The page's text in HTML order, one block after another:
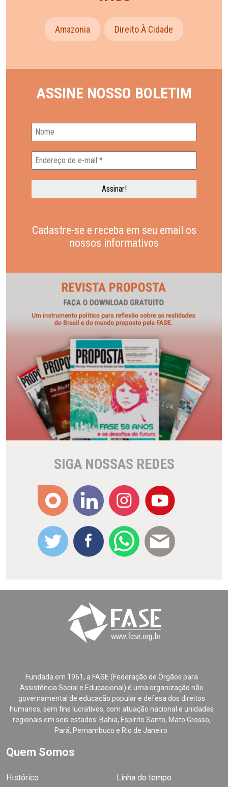
Amazonia Direito À Cidade
ASSINE NOSSO BOLETIM
Cadastre-se e receba em seu email os
nossos informativos
SIGA NOSSAS REDES
Fundada em 1961, a FASE (Federação de Órgãos para
Assistência Social e Educacional) é uma organização não
governamental de educação popular e defesa dos direitos
humanos, sem fins lucrativos, com atuação nacional e unidades
regionais em seis estados: Bahia, Espírito Santo, Mato Grosso,
Pará, Pernambuco e Rio de Janeiro.
Quem Somos
Histórico
Linha do tempo